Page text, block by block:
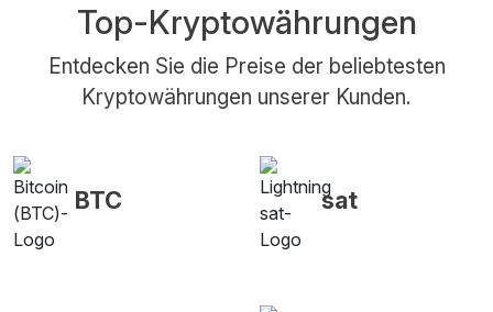
Top-Kryptowährungen
Entdecken Sie die Preise der beliebtesten
Kryptowährungen unserer Kunden.
BTC sat